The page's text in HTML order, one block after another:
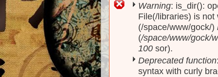
Hibaüzenet
Warning: is_dir():
File(/libraries) is
(/space/www/gock/)
(/space/www/gock/
100 sor).
Deprecated function
syntax with curly